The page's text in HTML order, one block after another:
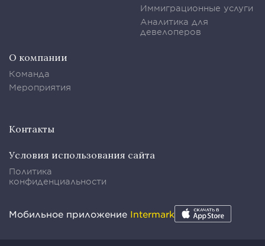
Иммиграционные услуги
Аналитика для
девелоперов
О компании
Команда
Мероприятия
Контакты
Условия использования сайта
Политика
конфиденциальности
Мобильное приложение Intermark